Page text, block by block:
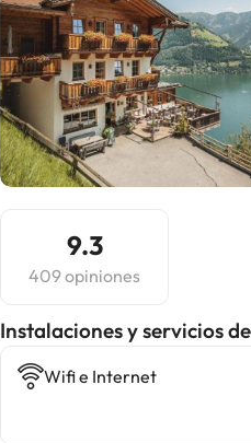
9.3
409 opiniones
Instalaciones y servicios
Wifi e Internet